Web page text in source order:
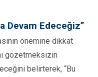
Devam Edeceğiz”
önemine dikkat
gözetmeksizin
belirterek, “Bu